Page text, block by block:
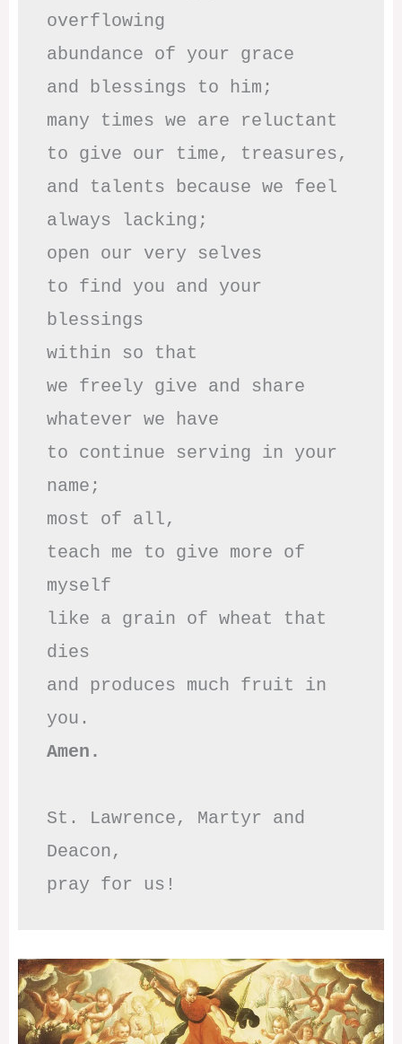
overflowing
abundance of your grace
and blessings to him;
many times we are reluctant
to give our time, treasures,
and talents because we feel
always lacking;
open our very selves
to find you and your
blessings
within so that
we freely give and share
whatever we have
to continue serving in your
name;
most of all,
teach me to give more of
myself
like a grain of wheat that
dies
and produces much fruit in
Amen.
St. Lawrence, Martyr and
Deacon,
pray for us!